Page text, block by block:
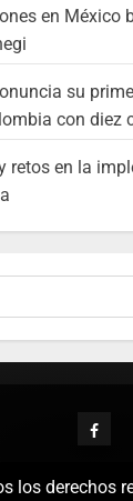
en México
su
con diez
retos en la
los derechos